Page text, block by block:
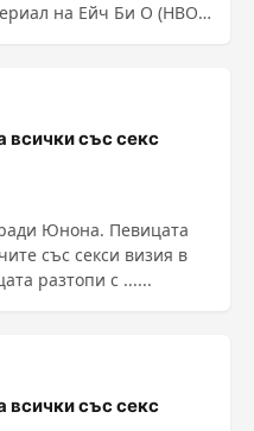
на Ейч Би О (HBO)
всички със секс
Юнона. Певицата
със секси визия в
Хубавицата разтопи с ......
всички със секс